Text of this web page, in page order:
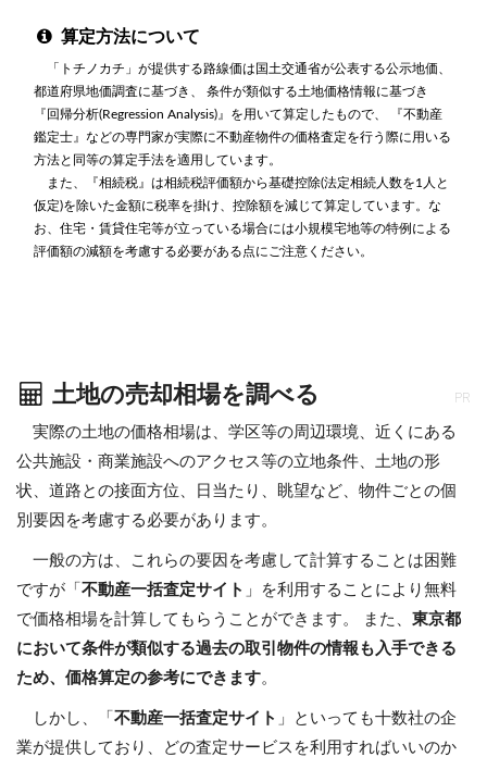
算定方法について
「トチノカチ」が提供する路線価は国土交通省が公表する公示地価、
都道府県地価調査に基づき、 条件が類似する土地価格情報に基づき
『回帰分析(Regression Analysis)』を用いて算定したもので、 『不動産
鑑定士』などの専門家が実際に不動産物件の価格査定を行う際に用いる
方法と同等の算定手法を適用しています。
また、『相続税』は相続税評価額から基礎控除(法定相続人数を1人と
仮定)を除いた金額に税率を掛け、控除額を減じて算定しています。な
お、住宅・賃貸住宅等が立っている場合には小規模宅地等の特例による
評価額の減額を考慮する必要がある点にご注意ください。
土地の売却相場を調べる PR
実際の土地の価格相場は、学区等の周辺環境、近くにある
公共施設・商業施設へのアクセス等の立地条件、土地の形
状、道路との接面方位、日当たり、眺望など、物件ごとの個
別要因を考慮する必要があります。
一般の方は、これらの要因を考慮して計算することは困難
ですが「 不動産一括査定サイト 」を利用することにより無料
で価格相場を計算してもらうことができます。 また、 東京都
において条件が類似する過去の取引物件の情報も入手できる
ため、価格算定の参考にできます。
しかし、「 不動産一括査定サイト 」といっても十数社の企
業が提供しており、どの査定サービスを利用すればいいのか